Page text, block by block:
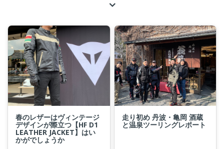
春のレザーはヴィンテージ
デザインが際立つ【HF D1
LEATHER JACKET】はい
かがでしょうか
走り初め 丹波・亀岡 酒蔵
と温泉ツーリングレポート